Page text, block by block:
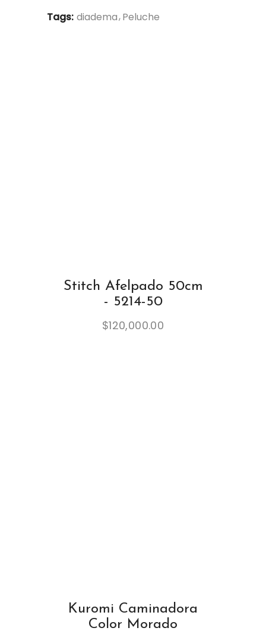
Tags: diadema Peluche
Stitch Afelpado 50cm
- 5214-50
$120,000.00
Kuromi Caminadora
Color Morado